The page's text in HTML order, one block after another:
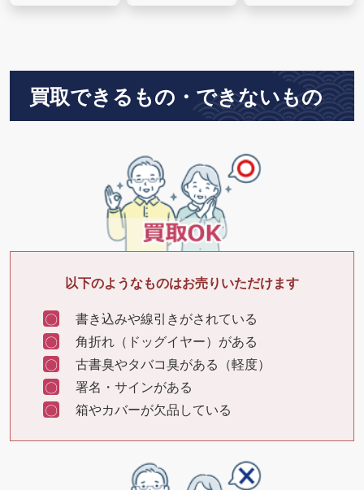
買取できるもの・できないもの
以下のようなものはお売りいただけます
書き込みや線引きがされている
角折れ（ドッグイヤー）がある
古書臭やタバコ臭がある（軽度）
署名・サインがある
箱やカバーが欠品している